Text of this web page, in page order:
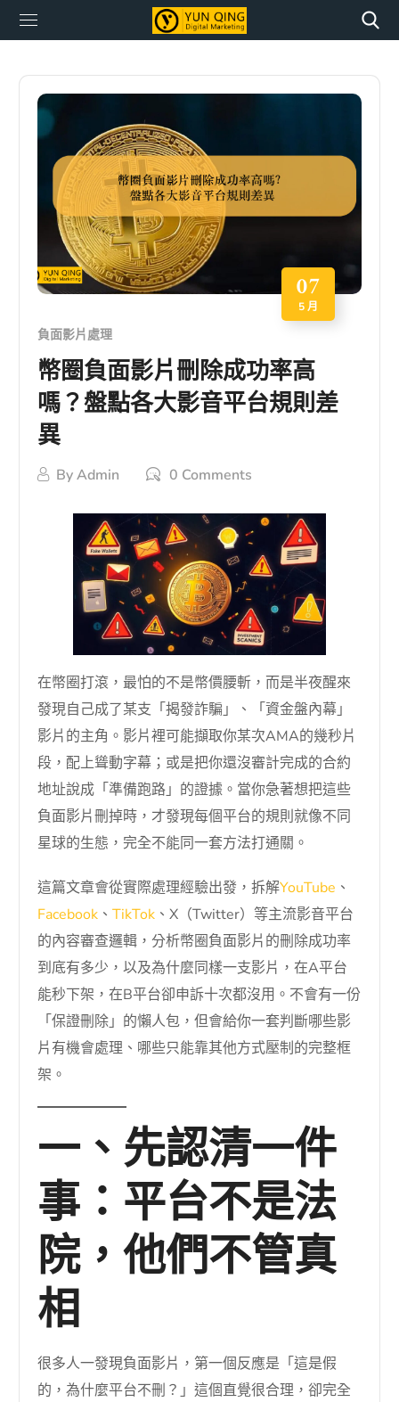
07
5 月
負面影片處理
幣圈負面影片刪除成功率高
嗎？盤點各大影音平台規則差
異
ByAdmin 0 Comments
在幣圈打滾，最怕的不是幣價腰斬，而是半夜醒來
發現自己成了某支「揭發詐騙」、「資金盤內幕」
影片的主角。影片裡可能擷取你某次AMA的幾秒片
段，配上聳動字幕；或是把你還沒審計完成的合約
地址說成「準備跑路」的證據。當你急著想把這些
負面影片刪掉時，才發現每個平台的規則就像不同
星球的生態，完全不能同一套方法打通關。
這篇文章會從實際處理經驗出發，拆解YouTube 、
Facebook 、TikTok 、X（Twitter）等主流影音平台
的內容審查邏輯，分析幣圈負面影片的刪除成功率
到底有多少，以及為什麼同樣一支影片，在A平台
能秒下架，在B平台卻申訴十次都沒用。不會有一份
「保證刪除」的懶人包，但會給你一套判斷哪些影
片有機會處理、哪些只能靠其他方式壓制的完整框
架。
一、先認清一件
事：平台不是法
院，他們不管真
相
很多人一發現負面影片，第一個反應是「這是假
的，為什麼平台不刪？」這個直覺很合理，卻完全